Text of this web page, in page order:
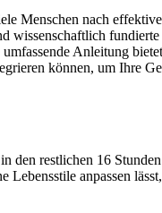
Menschen nach
wissenschaftlich
Anleitung
können, um Ihre
den restlichen 16
anpassen